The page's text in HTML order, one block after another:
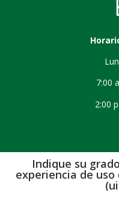
7:00
2:00
Indique su
experiencia de